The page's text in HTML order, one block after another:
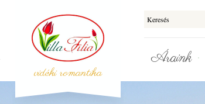
vidéki romantika
Áraink